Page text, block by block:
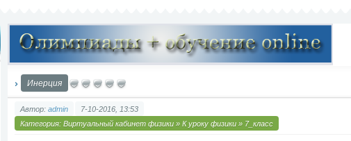
Инерция
Автор: admin
7-10-2016, 13:53
Категория: Виртуальный кабинет физики » К уроку физики » 7_класс